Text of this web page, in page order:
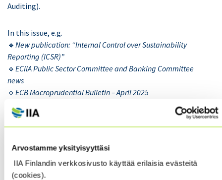
Arvostamme yksityisyyttäsi
IIA Finlandin verkkosivusto käyttää erilaisia evästeitä
(cookies).
Auditing).
In this issue, e.g.
🔹 New publication: “Internal Control over Sustainability
Reporting (ICSR)”
🔹 ECIIA Public Sector Committee and Banking Committee
news
🔹 ECB Macroprudential Bulletin – April 2025
section after signing in, under ”
🤝 Not a member yet?Join here!